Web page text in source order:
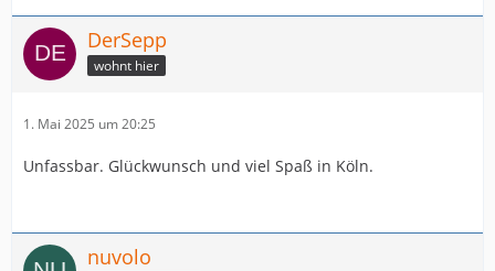
DerSepp
wohnt hier
1. Mai 2025 um 20:25
Unfassbar. Glückwunsch und viel Spaß in Köln.
nuvolo